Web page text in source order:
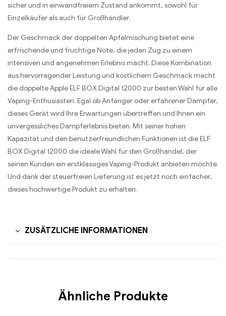
sicher und in einwandfreiem Zustand ankommt, sowohl für
Einzelkäufer als auch für Großhändler.
Der Geschmack der doppelten Apfelmischung bietet eine
erfrischende und fruchtige Note, die jeden Zug zu einem
intensiven und angenehmen Erlebnis macht. Diese Kombination
aus hervorragender Leistung und köstlichem Geschmack macht
die doppelte Apple ELF BOX Digital 12000 zur besten Wahl für alle
Vaping-Enthusiasten. Egal ob Anfänger oder erfahrener Dampfer,
dieses Gerät wird Ihre Erwartungen übertreffen und Ihnen ein
unvergessliches Dampferlebnis bieten. Mit seiner hohen
Kapazität und den benutzerfreundlichen Funktionen ist die ELF
BOX Digital 12000 die ideale Wahl für den Großhandel, der
seinen Kunden ein erstklassiges Vaping-Produkt anbieten möchte.
Und dank der steuerfreien Lieferung ist es jetzt noch einfacher,
dieses hochwertige Produkt zu erhalten.
ZUSÄTZLICHE INFORMATIONEN
Ähnliche Produkte